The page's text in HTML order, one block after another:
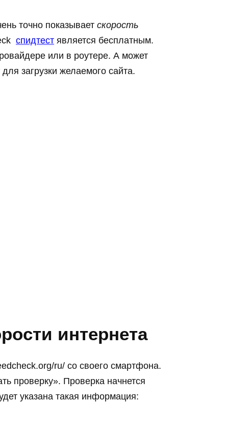
точно показывает скорость
спидтест является бесплатным.
или в роутере. А может
загрузки желаемого сайта.
интернета
ru/ со своего смартфона.
проверку». Проверка начнется
указана такая информация: